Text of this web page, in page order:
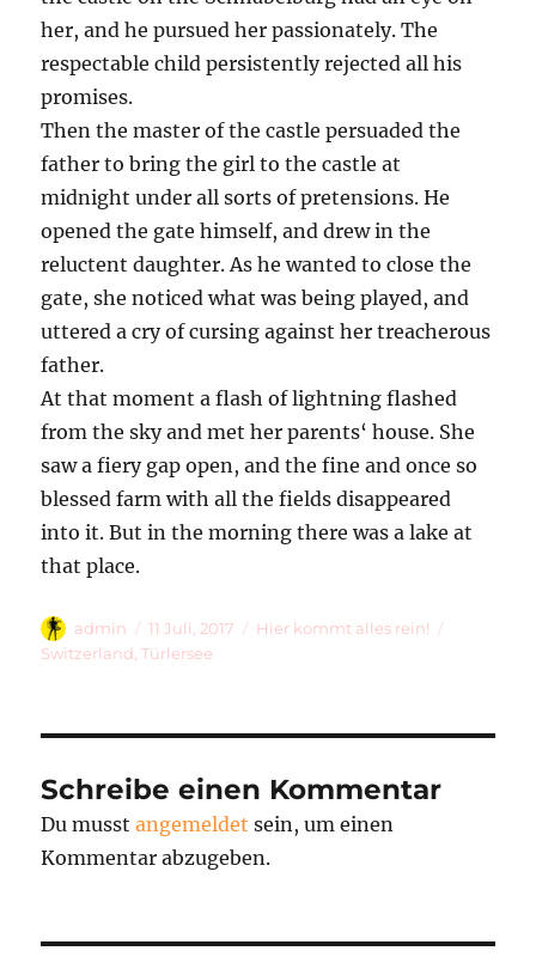
her, and he pursued her passionately. The
respectable child persistently rejected all his
promises.
Then the master of the castle persuaded the
father to bring the girl to the castle at
midnight under all sorts of pretensions. He
opened the gate himself, and drew in the
reluctent daughter. As he wanted to close the
gate, she noticed what was being played, and
uttered a cry of cursing against her treacherous
father.
At that moment a flash of lightning flashed
from the sky and met her parents‘ house. She
saw a fiery gap open, and the fine and once so
blessed farm with all the fields disappeared
into it. But in the morning there was a lake at
that place.
Autor
admin
Veröffentlicht
am
11 Juli, 2017 Kategorien
Hier kommt alles rein!
Switzerland,Türlersee
Schreibe einen Kommentar
Du musstangemeldet sein, um einen
Kommentar abzugeben.